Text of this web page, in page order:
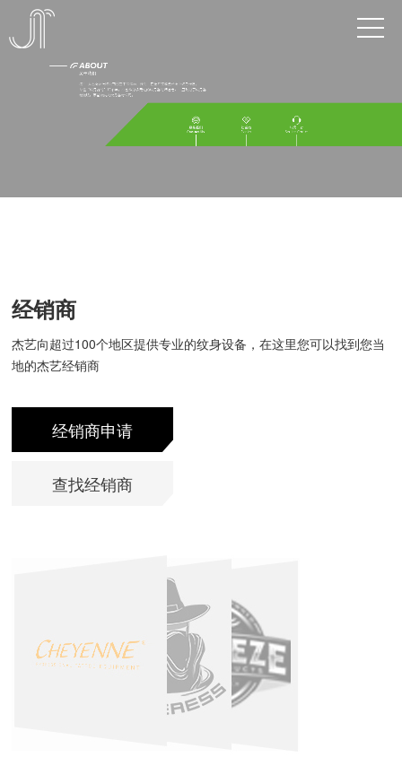
经销商
杰艺向超过100个地区提供专业的纹身设备，在这里您可以找到您当
地的杰艺经销商
经销商申请
查找经销商